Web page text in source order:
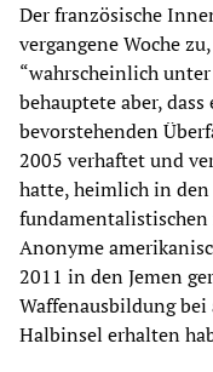
Der französische
vergangene Woche
“wahrscheinlich
behauptete aber,
bevorstehenden
2005 verhaftet und
hatte, heimlich in
fundamentalistischen
Anonyme
2011 in den Jemen
Waffenausbildung
Halbinsel erhalten